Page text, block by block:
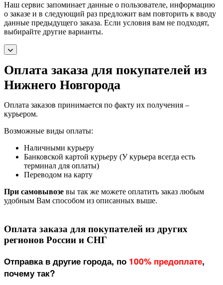
Наш сервис запоминает данные о пользователе, информацию
о заказе и в следующий раз предложит вам повторить к вводу
данные предыдущего заказа. Если условия вам не подходят,
выбирайте другие варианты.
Оплата заказа для покупателей из
Нижнего Новгорода
Оплата заказов принимается по факту их получения –
курьером.
Возможные виды оплаты:
Наличными курьеру
Банковской картой курьеру (У курьера всегда есть
терминал для оплаты)
Переводом на карту
При самовывозе вы так же можете оплатить заказ любым
удобным Вам способом из описанных выше.
Оплата заказа для покупателей из других
регионов России и СНГ
Отправка в другие города, по 100% предоплате,
почему так?